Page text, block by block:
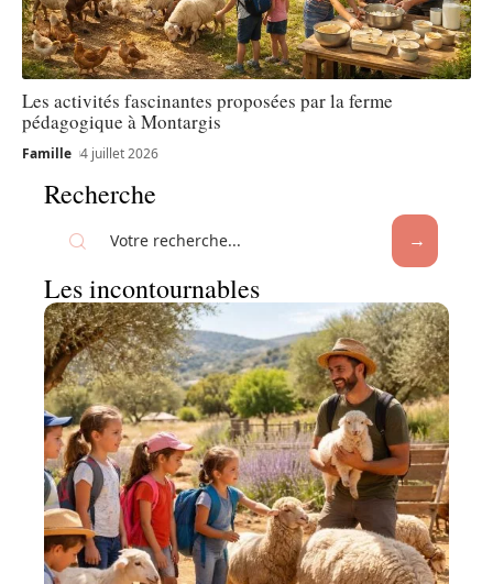
Les activités fascinantes proposées par la ferme
pédagogique à Montargis
Famille 4 juillet 2026
Recherche
Les incontournables